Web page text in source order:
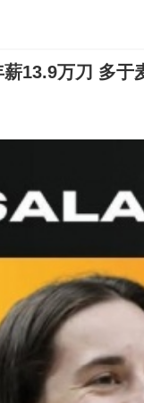
13.9万刀 多于